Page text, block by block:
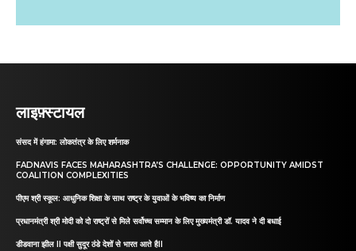
लाइफ़्स्टायल
संसद में हंगामा: लोकतंत्र के लिए शर्मनाक
FADNAVIS FACES MAHARASHTRA’S CHALLENGE: OPPORTUNITY AMIDST
COALITION COMPLEXITIES
पीएम श्री स्कूल: आधुनिक शिक्षा के साथ राष्ट्र के युवाओं के भविष्य का निर्माण
प्रधानमंत्री श्री मोदी को दो राष्ट्रों से मिले सर्वोच्च सम्मान के लिए मुख्यमंत्री डॉ. यादव ने दी बधाई
डीडवाना झील II पक्षी सुदूर ठंडे देशों से भारत आते हैII